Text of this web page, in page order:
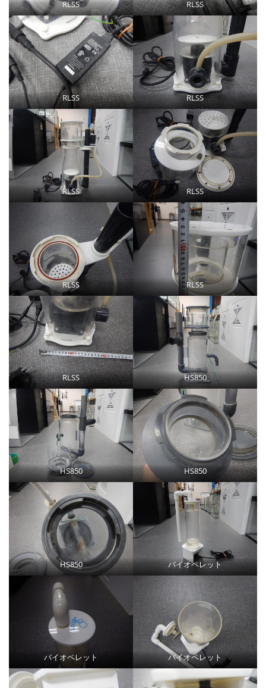
RLSS RLSS
RLSS RLSS
RLSS RLSS
RLSS RLSS
RLSS HS850
HS850 HS850
HS850 バイオペレット
バイオペレット バイオペレット